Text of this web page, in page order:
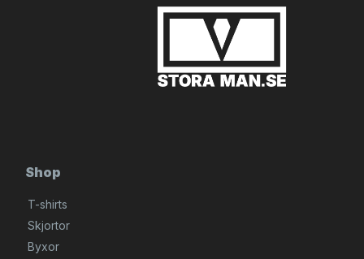
Shop
T-shirts
Skjortor
Byxor